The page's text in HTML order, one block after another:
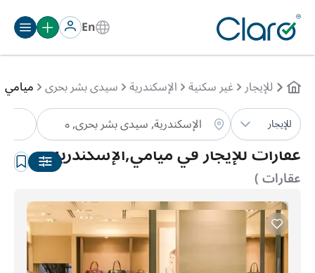
En
للإيجار غير سكنية الإسكندرية سيدى بشر بحرى ميامي
للإيجار
عقارات للإيجار في ميامي,الإسكندرية(4
عقارات )
الترتيب:تلقائي